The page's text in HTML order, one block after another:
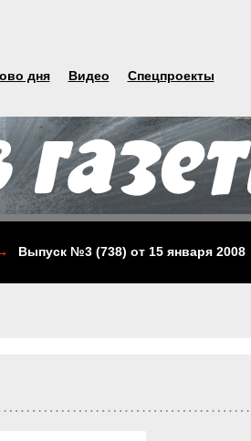
дня Видео Спецпроекты
Выпуск №3 (738) от 15 января 2008